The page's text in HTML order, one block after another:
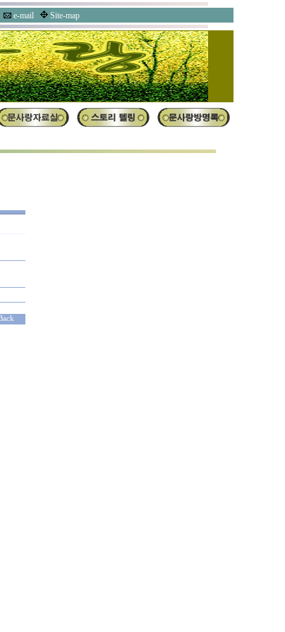
e-mail Site-map